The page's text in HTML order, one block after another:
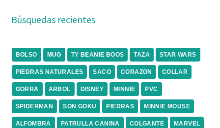
Búsquedas recientes
BOLSO MUG TY BEANIE BOOS TAZA STAR WARS
PIEDRAS NATURALES SACO CORAZON COLLAR
GORRA ARBOL DISNEY MINNIE PVC
SPIDERMAN SON GOKU PIEDRAS MINNIE MOUSE
ALFOMBRA PATRULLA CANINA COLGANTE MARVEL